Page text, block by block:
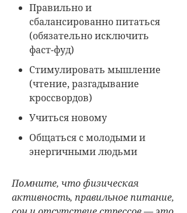
Правильно и
сбалансированно питаться
(обязательно исключить
фаст-фуд)
Стимулировать мышление
(чтение, разгадывание
кроссвордов)
Учиться новому
Общаться с молодыми и
энергичными людьми
Помните, что физическая
активность, правильное питание,